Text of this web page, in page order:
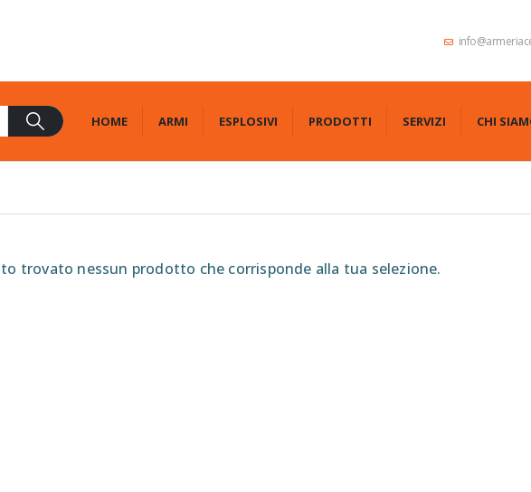
HOME ARMI ESPLOSIVI PRODOTTI SERVIZI CHI
trovato nessun prodotto che corrisponde alla tua selezione.